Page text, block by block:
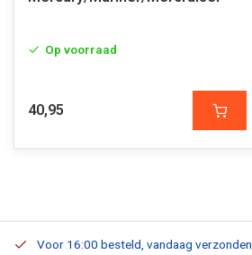
Op voorraad
40,95
Voor 16:00 besteld, vandaag verzonden